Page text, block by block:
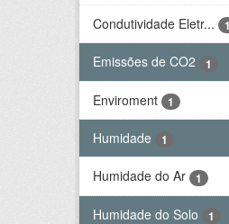
Condutividade Eletr... 1
Emissões de CO2 1
Enviroment 1
Humidade 1
Humidade do Ar 1
Humidade do Solo 1